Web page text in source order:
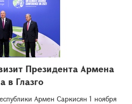
Президента Армена
в Глазго
Армен Саркисян 1 ноября